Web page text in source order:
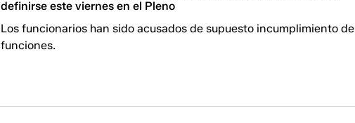
definirse este viernes en el Pleno
Los funcionarios han sido acusados de supuesto incumplimiento de
funciones.